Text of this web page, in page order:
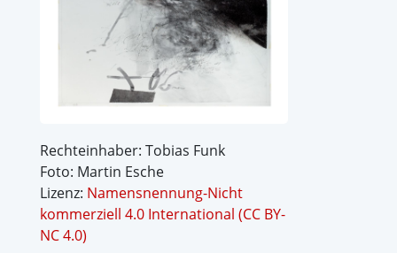
Rechteinhaber: Tobias Funk
Foto: Martin Esche
Lizenz: Namensnennung-Nicht
kommerziell 4.0 International (CC BY-
NC 4.0)